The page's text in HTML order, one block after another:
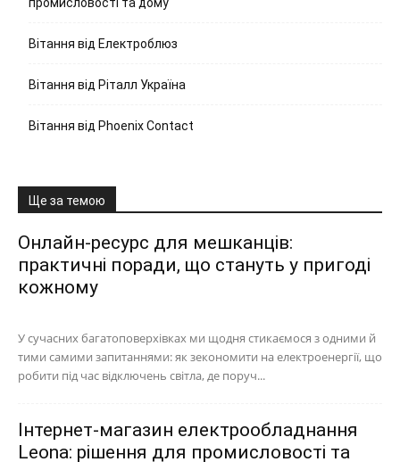
Вітання від Електроблюз
Вітання від Ріталл Україна
Вітання від Phoenix Contact
Ще за темою
Онлайн-ресурс для мешканців:
практичні поради, що стануть у пригоді
кожному
У сучасних багатоповерхівках ми щодня стикаємося з одними й
тими самими запитаннями: як зекономити на електроенергії, що
робити під час відключень світла, де поруч...
Інтернет-магазин електрообладнання
Leona: рішення для промисловості та